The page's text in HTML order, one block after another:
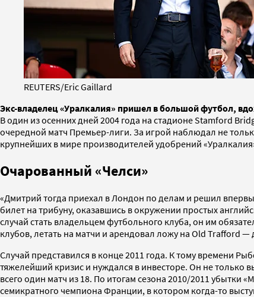
REUTERS/Eric Gaillard
Экс-владелец «Уралкалия» пришел в большой футбол,
В один из осенних дней 2004 года на стадионе Stamford
очередной матч Премьер-лиги. За игрой наблюдал не
крупнейших в мире производителей удобрений
Очарованный «Челси»
«Дмитрий тогда приехал в Лондон по делам и решил
билет на трибуну, оказавшись в окружении простых
случай стать владельцем футбольного клуба, он им
клубов, летать на матчи и арендовал ложу на Old Trafford
Случай представился в конце 2011 года. К тому времени
тяжелейший кризис и нуждался в инвесторе. Он не только
всего один матч из 18. По итогам сезона 2010/2011
семикратного чемпиона Франции, в котором когда-то